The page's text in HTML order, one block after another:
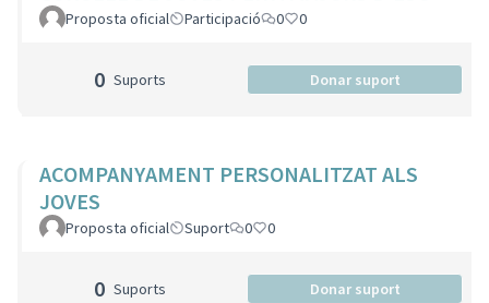
Proposta oficial Participació 0 0
0 Suports Donar suport
ACOMPANYAMENT PERSONALITZAT ALS
JOVES
Proposta oficial Suport 0 0
0 Suports Donar suport